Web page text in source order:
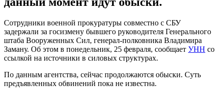
Сотрудники военной прокуратуры совместно с СБУ
задержали за госизмену бывшего руководителя Генерального
штаба Вооруженных Сил, генерал-полковника Владимира
Заману. Об этом в понедельник, 25 февраля, сообщает УНН со
ссылкой на источники в силовых структурах.
По данным агентства, сейчас продолжаются обыски. Суть
предъявленных обвинений пока не известна.